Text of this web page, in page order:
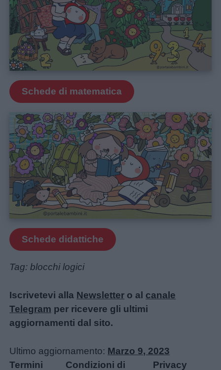
Schede di matematica
Schede didattiche
Tag: blocchi logici
Iscrivetevi alla Newsletter o al canale
Telegram per ricevere gli ultimi
aggiornamenti dal sito.
Ultimo aggiornamento: Marzo 9, 2023
Termini
Condizioni di Privacy